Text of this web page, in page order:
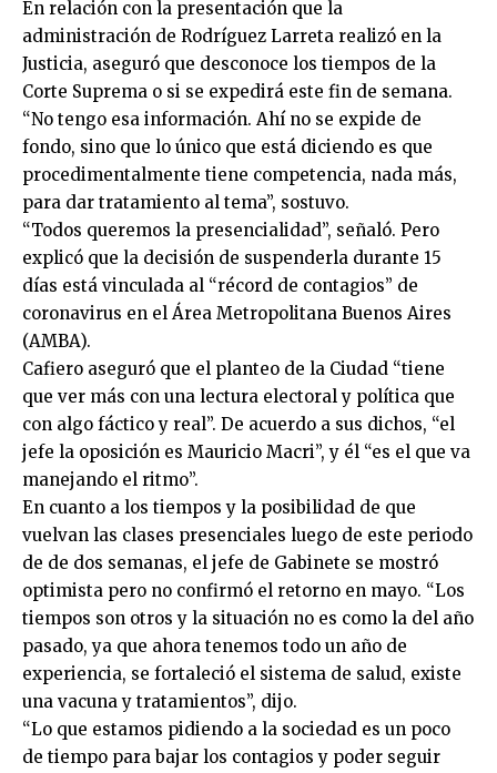
En relación con la presentación que la
administración de Rodríguez Larreta realizó en la
Justicia, aseguró que desconoce los tiempos de la
Corte Suprema o si se expedirá este fin de semana.
“No tengo esa información. Ahí no se expide de
fondo, sino que lo único que está diciendo es que
procedimentalmente tiene competencia, nada más,
para dar tratamiento al tema”, sostuvo.
“Todos queremos la presencialidad”, señaló. Pero
explicó que la decisión de suspenderla durante 15
días está vinculada al “récord de contagios” de
coronavirus en el Área Metropolitana Buenos Aires
(AMBA).
Cafiero aseguró que el planteo de la Ciudad “tiene
que ver más con una lectura electoral y política que
con algo fáctico y real”. De acuerdo a sus dichos, “el
jefe la oposición es Mauricio Macri”, y él “es el que va
manejando el ritmo”.
En cuanto a los tiempos y la posibilidad de que
vuelvan las clases presenciales luego de este periodo
de de dos semanas, el jefe de Gabinete se mostró
optimista pero no confirmó el retorno en mayo. “Los
tiempos son otros y la situación no es como la del año
pasado, ya que ahora tenemos todo un año de
experiencia, se fortaleció el sistema de salud, existe
una vacuna y tratamientos”, dijo.
“Lo que estamos pidiendo a la sociedad es un poco
de tiempo para bajar los contagios y poder seguir